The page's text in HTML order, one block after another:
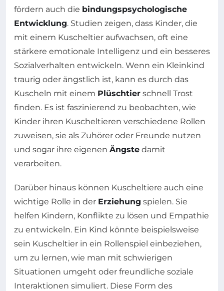
fördern auch die bindungspsychologische
Entwicklung. Studien zeigen, dass Kinder, die
mit einem Kuscheltier aufwachsen, oft eine
stärkere emotionale Intelligenz und ein besseres
Sozialverhalten entwickeln. Wenn ein Kleinkind
traurig oder ängstlich ist, kann es durch das
Kuscheln mit einem Plüschtier schnell Trost
finden. Es ist faszinierend zu beobachten, wie
Kinder ihren Kuscheltieren verschiedene Rollen
zuweisen, sie als Zuhörer oder Freunde nutzen
und sogar ihre eigenen Ängste damit
verarbeiten.
Darüber hinaus können Kuscheltiere auch eine
wichtige Rolle in der Erziehung spielen. Sie
helfen Kindern, Konflikte zu lösen und Empathie
zu entwickeln. Ein Kind könnte beispielsweise
sein Kuscheltier in ein Rollenspiel einbeziehen,
um zu lernen, wie man mit schwierigen
Situationen umgeht oder freundliche soziale
Interaktionen simuliert. Diese Form des